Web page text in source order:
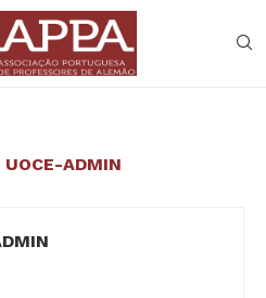
UOCE-ADMIN